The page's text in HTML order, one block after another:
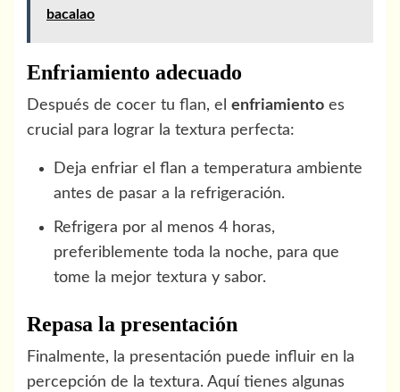
bacalao
Enfriamiento adecuado
Después de cocer tu flan, el enfriamiento es
crucial para lograr la textura perfecta:
Deja enfriar el flan a temperatura ambiente
antes de pasar a la refrigeración.
Refrigera por al menos 4 horas,
preferiblemente toda la noche, para que
tome la mejor textura y sabor.
Repasa la presentación
Finalmente, la presentación puede influir en la
percepción de la textura. Aquí tienes algunas